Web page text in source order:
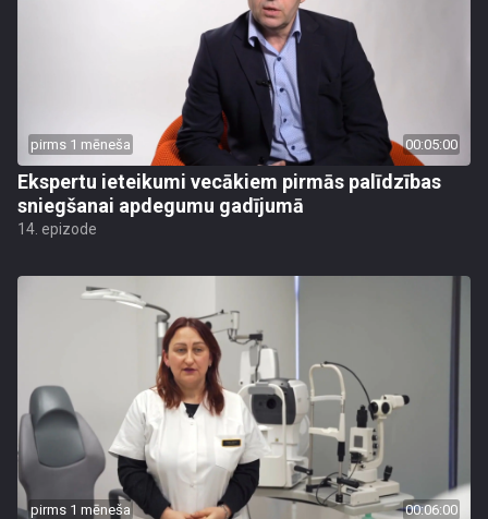
pirms 1 mēneša 00:05:00
Ekspertu ieteikumi vecākiem pirmās palīdzības
sniegšanai apdegumu gadījumā
14. epizode
pirms 1 mēneša 00:06:00